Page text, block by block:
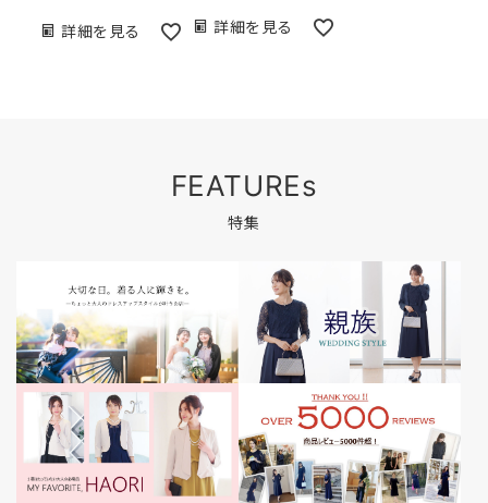
詳細を見る 詳細を見る
FEATUREs
特集